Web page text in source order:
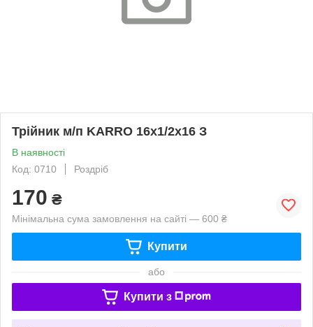
Трійник м/п KARRO 16х1/2х16 З
В наявності
Код: 0710
Роздріб
170 ₴
Мінімальна сума замовлення на сайті — 600 ₴
Купити
або
Купити з